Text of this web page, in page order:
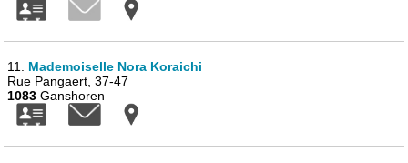
11. Mademoiselle Nora Koraichi
Rue Pangaert, 37-47
1083 Ganshoren